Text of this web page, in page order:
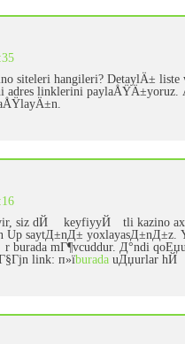
siteleri hangileri? DetaylÄ± liste
adres linklerini paylaÅŸÄ±yoruz.
siz dЙ™ keyfiyyЙ™tli kazino
saytД±nД±
mГ¶vcuddur. Д°ndi
link: п»їburadauДџurlar